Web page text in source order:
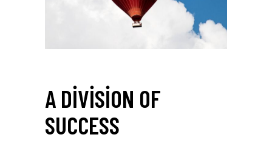
A DIVISION OF
SUCCESS